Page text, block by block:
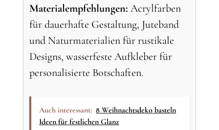
Materialempfehlungen: Acrylfarben
für dauerhafte Gestaltung, Juteband
und Naturmaterialien für rustikale
Designs, wasserfeste Aufkleber für
personalisierte Botschaften.
Auch interessant: 8 Weihnachtsdeko basteln
Ideen für festlichen Glanz